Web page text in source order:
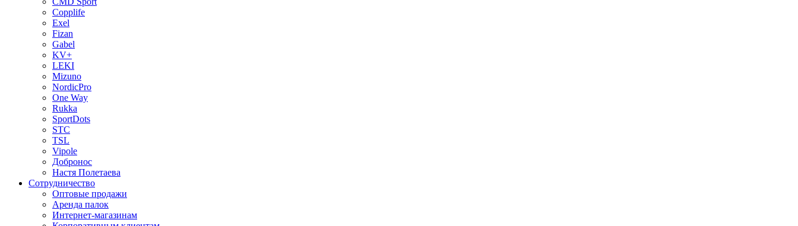
Copplife
Exel
Fizan
Gabel
KV+
LEKI
Mizuno
NordicPro
One Way
Rukka
SportDots
STC
TSL
Vipole
Добронос
Настя Полетаева
Сотрудничество
Оптовые продажи
Аренда палок
Интернет-магазинам